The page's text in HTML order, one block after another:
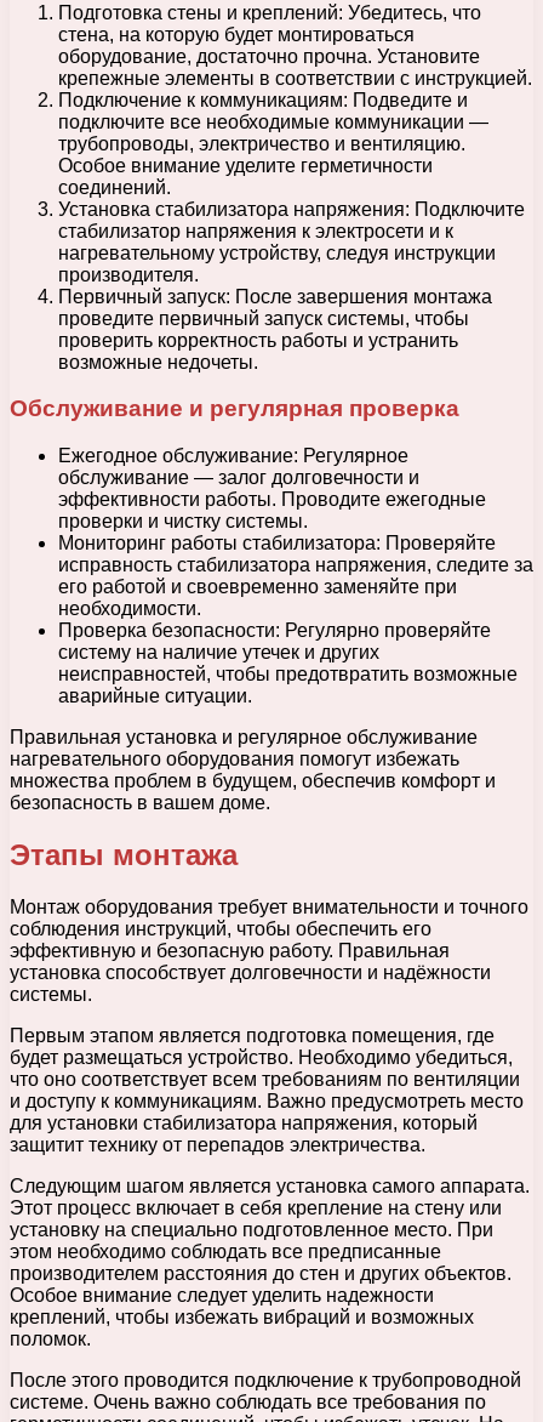
Подготовка стены и креплений: Убедитесь, что
стена, на которую будет монтироваться
оборудование, достаточно прочна. Установите
крепежные элементы в соответствии с инструкцией.
Подключение к коммуникациям: Подведите и
подключите все необходимые коммуникации —
трубопроводы, электричество и вентиляцию.
Особое внимание уделите герметичности
соединений.
Установка стабилизатора напряжения: Подключите
стабилизатор напряжения к электросети и к
нагревательному устройству, следуя инструкции
производителя.
Первичный запуск: После завершения монтажа
проведите первичный запуск системы, чтобы
проверить корректность работы и устранить
возможные недочеты.
Обслуживание и регулярная проверка
Ежегодное обслуживание: Регулярное
обслуживание — залог долговечности и
эффективности работы. Проводите ежегодные
проверки и чистку системы.
Мониторинг работы стабилизатора: Проверяйте
исправность стабилизатора напряжения, следите за
его работой и своевременно заменяйте при
необходимости.
Проверка безопасности: Регулярно проверяйте
систему на наличие утечек и других
неисправностей, чтобы предотвратить возможные
аварийные ситуации.
Правильная установка и регулярное обслуживание
нагревательного оборудования помогут избежать
множества проблем в будущем, обеспечив комфорт и
безопасность в вашем доме.
Этапы монтажа
Монтаж оборудования требует внимательности и точного
соблюдения инструкций, чтобы обеспечить его
эффективную и безопасную работу. Правильная
установка способствует долговечности и надёжности
системы.
Первым этапом является подготовка помещения, где
будет размещаться устройство. Необходимо убедиться,
что оно соответствует всем требованиям по вентиляции
и доступу к коммуникациям. Важно предусмотреть место
для установки стабилизатора напряжения, который
защитит технику от перепадов электричества.
Следующим шагом является установка самого аппарата.
Этот процесс включает в себя крепление на стену или
установку на специально подготовленное место. При
этом необходимо соблюдать все предписанные
производителем расстояния до стен и других объектов.
Особое внимание следует уделить надежности
креплений, чтобы избежать вибраций и возможных
поломок.
После этого проводится подключение к трубопроводной
системе. Очень важно соблюдать все требования по